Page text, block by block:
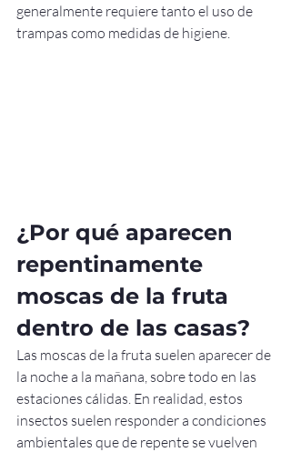
generalmente requiere tanto el uso de
trampas como medidas de higiene.
¿Por qué aparecen
repentinamente
moscas de la fruta
dentro de las casas?
Las moscas de la fruta suelen aparecer de
la noche a la mañana, sobre todo en las
estaciones cálidas. En realidad, estos
insectos suelen responder a condiciones
ambientales que de repente se vuelven